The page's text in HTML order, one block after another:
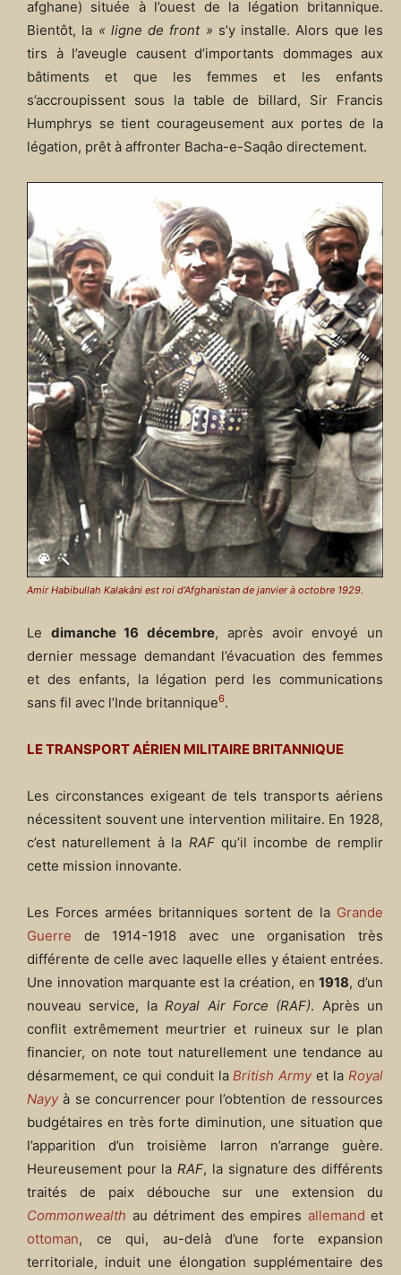
afghane) située à l’ouest de la légation britannique.
Bientôt, la « ligne de front » s’y installe. Alors que les
tirs à l’aveugle causent d’importants dommages aux
bâtiments et que les femmes et les enfants
s’accroupissent sous la table de billard, Sir Francis
Humphrys se tient courageusement aux portes de la
légation, prêt à affronter Bacha-e-Saqâo directement.
Amir Habibullah Kalakâni est roi d’Afghanistan de janvier à octobre 1929.
Le dimanche 16 décembre, après avoir envoyé un
dernier message demandant l’évacuation des femmes
et des enfants, la légation perd les communications
sans fil avec l’Inde britannique6.
LE TRANSPORT AÉRIEN MILITAIRE BRITANNIQUE
Les circonstances exigeant de tels transports aériens
nécessitent souvent une intervention militaire. En 1928,
c’est naturellement à la RAFqu’il incombe de remplir
cette mission innovante.
Les Forces armées britanniques sortent de la Grande
Guerre de 1914-1918 avec une organisation très
différente de celle avec laquelle elles y étaient entrées.
Une innovation marquante est la création, en1918, d’un
nouveau service, la Royal Air Force (RAF). Après un
conflit extrêmement meurtrier et ruineux sur le plan
financier, on note tout naturellement une tendance au
désarmement, ce qui conduit la British Armyet la Royal
Nayyà se concurrencer pour l’obtention de ressources
budgétaires en très forte diminution, une situation que
l’apparition d’un troisième larron n’arrange guère.
Heureusement pour la RAF, la signature des différents
traités de paix débouche sur une extension du
Commonwealth au détriment des empires allemand et
ottoman, ce qui, au-delà d’une forte expansion
territoriale, induit une élongation supplémentaire des